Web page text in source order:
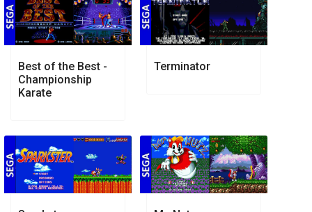
Best of the Best -
Championship
Karate
Terminator